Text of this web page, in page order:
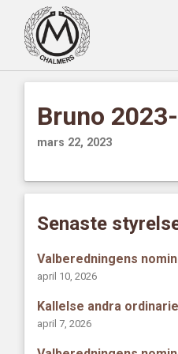
Bruno
mars 22, 2023
Senaste
Valberedningens
april 10, 2026
Kallelse andra
april 7, 2026